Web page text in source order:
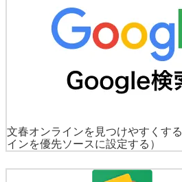
文春オンラインを見つけやすくする
インを優先ソースに設定する）